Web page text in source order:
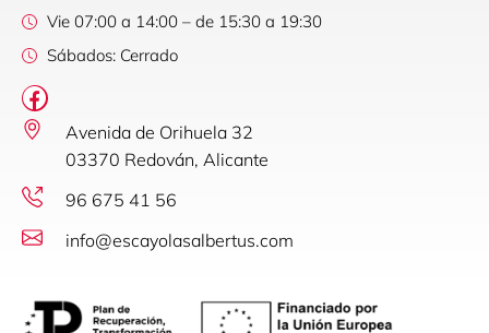
Vie 07:00 a 14:00 – de 15:30 a 19:30
Sábados: Cerrado
Avenida de Orihuela 32
03370 Redován, Alicante
96 675 41 56
info@escayolasalbertus.com